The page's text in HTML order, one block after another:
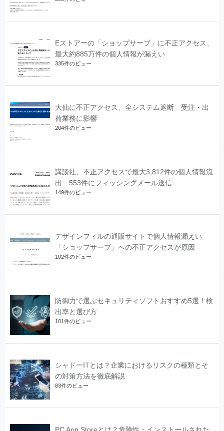
Eストアーの「ショップサーブ」に不正アクセス、
最大約885万件の個人情報が漏えい
335件のビュー
大仙に不正アクセス、全システム遮断 受注・出
荷業務に影響
204件のビュー
講談社、不正アクセスで最大3,812件の個人情報流
出 553件にフィッシングメール送信
149件のビュー
デザインフィルの通販サイトで個人情報漏えい
「ショップサーブ」への不正アクセスが原因
102件のビュー
防御力で選ぶセキュリティソフトおすすめ5選！検
出率と選び方
101件のビュー
シャドーITとは？企業におけるリスクの種類とそ
の対策方法を徹底解説
83件のビュー
PC App Storeとは？危険性・インストールされた